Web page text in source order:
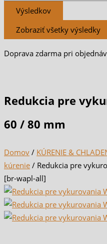
Výsledkov
Zobraziť všetky výsledky
Doprava zdarma pri
Redukcia pre
60 / 80 mm
Domov / KÚRENIE &
kúrenie / Redukcia pre
[br-wapl-all]